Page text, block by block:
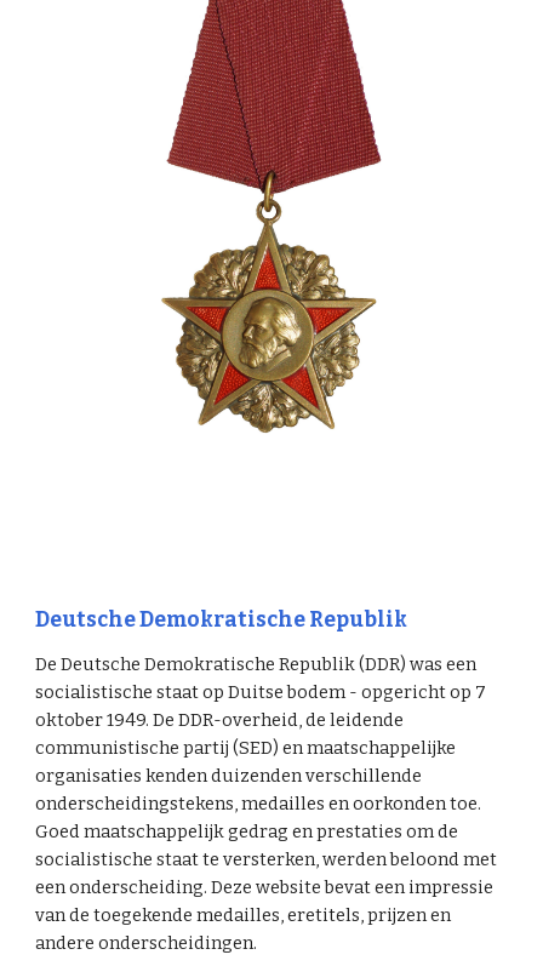
Deutsche Demokratische Republik
De Deutsche Demokratische Republik (DDR) was een
socialistische staat op Duitse bodem - opgericht op 7
oktober 1949. De DDR-overheid, de leidende
communistische partij (SED) en maatschappelijke
organisaties kenden duizenden verschillende
onderscheidingstekens, medailles en oorkonden toe.
Goed maatschappelijk gedrag en prestaties om de
socialistische staat te versterken, werden beloond met
een onderscheiding. Deze website bevat een impressie
van de toegekende medailles, eretitels, prijzen en
andere onderscheidingen.